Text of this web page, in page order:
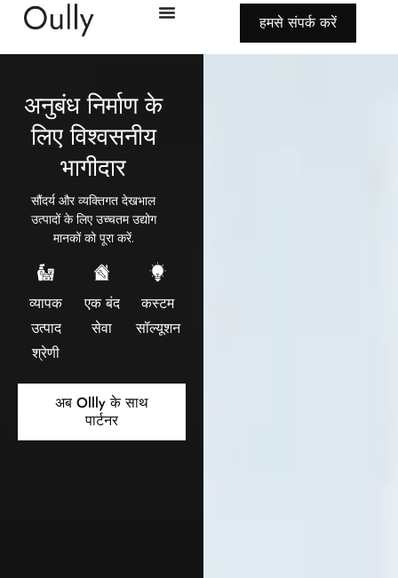
हमसे संपर्क करें
अनुबंध निर्माण के
लिए विश्वसनीय
भागीदार
सौंदर्य और व्यक्तिगत देखभाल
उत्पादों के लिए उच्चतम उद्योग
मानकों को पूरा करें.
व्यापक
उत्पाद
श्रेणी
एक बंद
सेवा
कस्टम
सॉल्यूशन
अब Ollly के साथ
पार्टनर